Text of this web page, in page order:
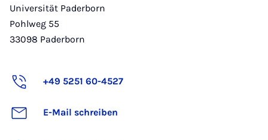
Universität Paderborn
Pohlweg 55
33098 Paderborn
+49 5251 60-4527
E-Mail schreiben